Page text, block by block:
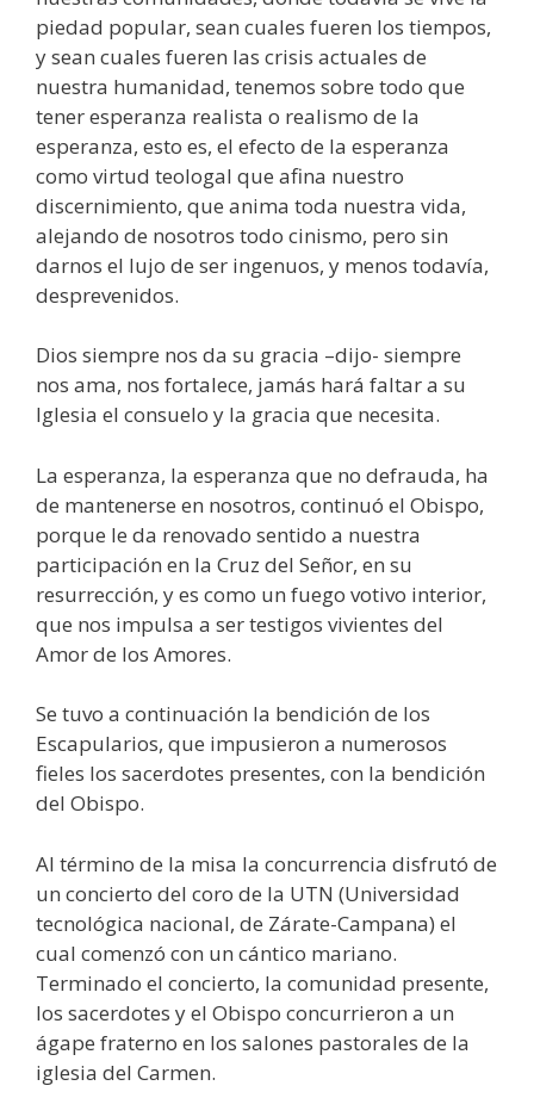
piedad popular, sean cuales fueren los tiempos,
y sean cuales fueren las crisis actuales de
nuestra humanidad, tenemos sobre todo que
tener esperanza realista o realismo de la
esperanza, esto es, el efecto de la esperanza
como virtud teologal que afina nuestro
discernimiento, que anima toda nuestra vida,
alejando de nosotros todo cinismo, pero sin
darnos el lujo de ser ingenuos, y menos todavía,
desprevenidos.
Dios siempre nos da su gracia –dijo- siempre
nos ama, nos fortalece, jamás hará faltar a su
Iglesia el consuelo y la gracia que necesita.
La esperanza, la esperanza que no defrauda, ha
de mantenerse en nosotros, continuó el Obispo,
porque le da renovado sentido a nuestra
participación en la Cruz del Señor, en su
resurrección, y es como un fuego votivo interior,
que nos impulsa a ser testigos vivientes del
Amor de los Amores.
Se tuvo a continuación la bendición de los
Escapularios, que impusieron a numerosos
fieles los sacerdotes presentes, con la bendición
del Obispo.
Al término de la misa la concurrencia disfrutó de
un concierto del coro de la UTN (Universidad
tecnológica nacional, de Zárate-Campana) el
cual comenzó con un cántico mariano.
Terminado el concierto, la comunidad presente,
los sacerdotes y el Obispo concurrieron a un
ágape fraterno en los salones pastorales de la
iglesia del Carmen.